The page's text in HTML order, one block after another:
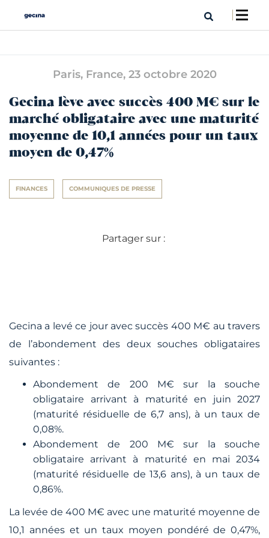
Paris, France, 23 octobre 2020
Gecina lève avec succès 400 M€ sur le
marché obligataire avec une maturité
moyenne de 10,1 années pour un taux
moyen de 0,47%
FINANCES COMMUNIQUES DE PRESSE
Partager sur :
Gecina a levé ce jour avec succès 400 M€ au travers
de l’abondement des deux souches obligataires
suivantes :
Abondement de 200 M€ sur la souche
obligataire arrivant à maturité en juin 2027
(maturité résiduelle de 6,7 ans), à un taux de
0,08%.
Abondement de 200 M€ sur la souche
obligataire arrivant à maturité en mai 2034
(maturité résiduelle de 13,6 ans), à un taux de
0,86%.
La levée de 400 M€ avec une maturité moyenne de
10,1 années et un taux moyen pondéré de 0,47%,